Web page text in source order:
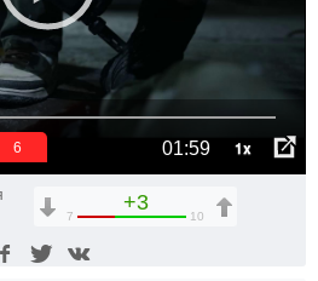
01:59 1x
6
+3
7 10